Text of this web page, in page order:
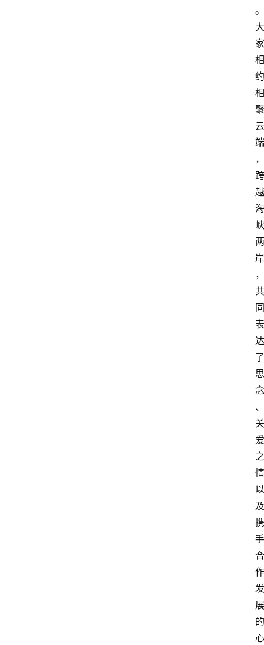
。
大
家
相
约
相
聚
云
端
，
跨
越
海
峡
两
岸
，
共
同
表
达
了
思
念
、
关
爱
之
情
以
及
携
手
合
作
发
展
的
心